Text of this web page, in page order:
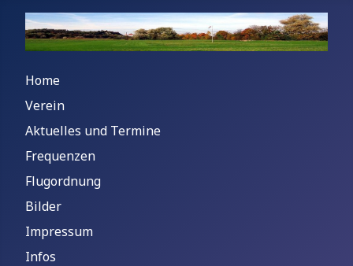
Home
Verein
Aktuelles und Termine
Frequenzen
Flugordnung
Bilder
Impressum
Infos